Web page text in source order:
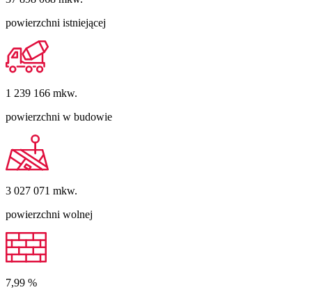
powierzchni istniejącej
1 239 166 mkw.
powierzchni w budowie
3 027 071 mkw.
powierzchni wolnej
7,99 %